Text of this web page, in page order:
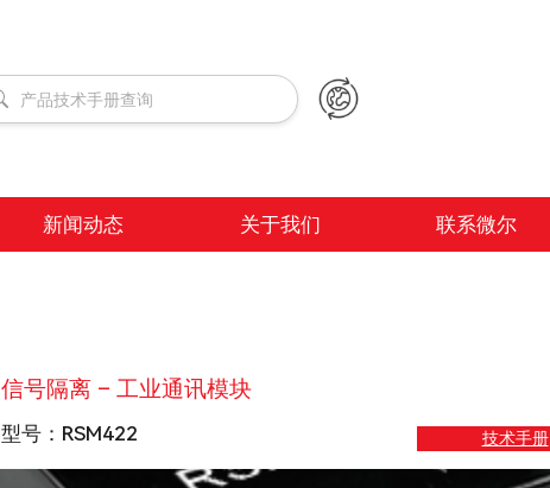
新闻动态 关于我们 联系微尔
信号隔离 – 工业通讯模块
型号： RSM422 技术手册